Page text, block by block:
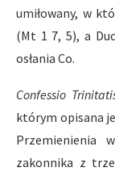
umiłowany, w
(Mt 1 7, 5), a
osłania Co.
Confessio
którym opisana
Przemienienia
zakonnika z